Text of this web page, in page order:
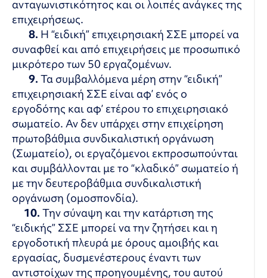
ανταγωνιστικότητος και οι λοιπές ανάγκες της
επιχειρήσεως.
8. Η “ειδική” επιχειρησιακή ΣΣΕ μπορεί να
συναφθεί και από επιχειρήσεις με προσωπικό
μικρότερο των 50 εργαζομένων.
9. Τα συμβαλλόμενα μέρη στην “ειδική”
επιχειρησιακή ΣΣΕ είναι αφ’ ενός ο
εργοδότης και αφ’ ετέρου το επιχειρησιακό
σωματείο. Αν δεν υπάρχει στην επιχείρηση
πρωτοβάθμια συνδικαλιστική οργάνωση
(Σωματείο), οι εργαζόμενοι εκπροσωπούνται
και συμβάλλονται με το “κλαδικό” σωματείο ή
με την δευτεροβάθμια συνδικαλιστική
οργάνωση (ομοσπονδία).
10. Την σύναψη και την κατάρτιση της
“ειδικής” ΣΣΕ μπορεί να την ζητήσει και η
εργοδοτική πλευρά με όρους αμοιβής και
εργασίας, δυσμενέστερους έναντι των
αντιστοίχων της προηγουμένης, του αυτού